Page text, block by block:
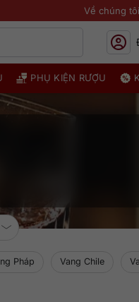
Về chúng tôi
PHỤ KIỆN RƯỢU
Pháp Vang Chile